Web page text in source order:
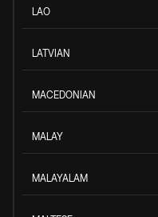
LAO
LATVIAN
MACEDONIAN
MALAY
MALAYALAM